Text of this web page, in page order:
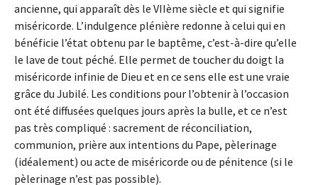
ancienne, qui apparaît dès le VIIème siècle et qui signifie
miséricorde. L’indulgence plénière redonne à celui qui en
bénéficie l’état obtenu par le baptême, c’est-à-dire qu’elle
le lave de tout péché. Elle permet de toucher du doigt la
miséricorde infinie de Dieu et en ce sens elle est une vraie
grâce du Jubilé. Les conditions pour l’obtenir à l’occasion
ont été diffusées quelques jours après la bulle, et ce n’est
pas très compliqué : sacrement de réconciliation,
communion, prière aux intentions du Pape, pèlerinage
(idéalement) ou acte de miséricorde ou de pénitence (si le
pèlerinage n’est pas possible).